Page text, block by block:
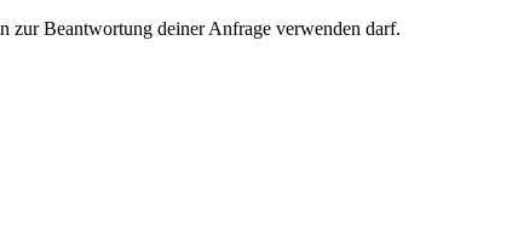
zur Beantwortung deiner Anfrage verwenden darf.